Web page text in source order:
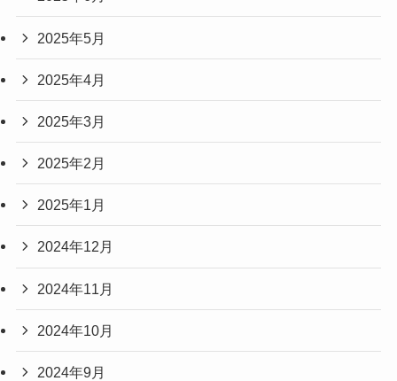
2025年5月
2025年4月
2025年3月
2025年2月
2025年1月
2024年12月
2024年11月
2024年10月
2024年9月